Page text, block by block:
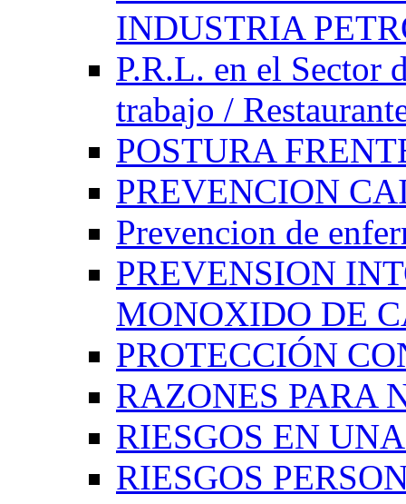
INDUSTRIA
P.R.L. en el Sector
trabajo /
POSTURA
PREVENCION
Prevencion de
PREVENSION
MONOXIDO DE
PROTECCIÓN
RAZONES PARA
RIESGOS EN
RIESGOS